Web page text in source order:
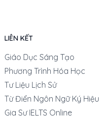
LIÊN KẾT
Giáo Dục Sáng Tạo
Phương Trình Hóa Học
Tư Liệu Lịch Sử
Từ Điển Ngôn Ngữ Ký Hiệu
Gia Sư IELTS Online